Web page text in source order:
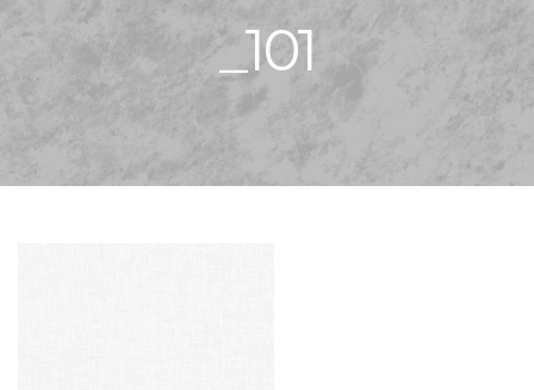
_101